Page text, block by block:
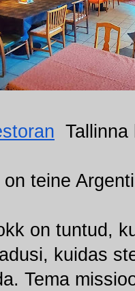
Tallinna
teine
on tuntud,
kuidas
Tema